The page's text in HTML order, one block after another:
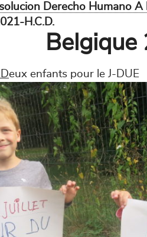
Derecho Humano A
H.C.D.
Belgique
eux enfants pour le J-DUE